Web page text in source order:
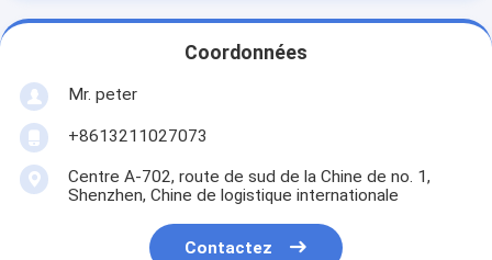
Coordonnées
Mr. peter
+8613211027073
Centre A-702, route de sud de la Chine de no. 1,
Shenzhen, Chine de logistique internationale
Contactez